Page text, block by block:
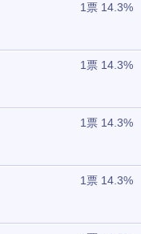
1票 14.3%
1票 14.3%
1票 14.3%
1票 14.3%